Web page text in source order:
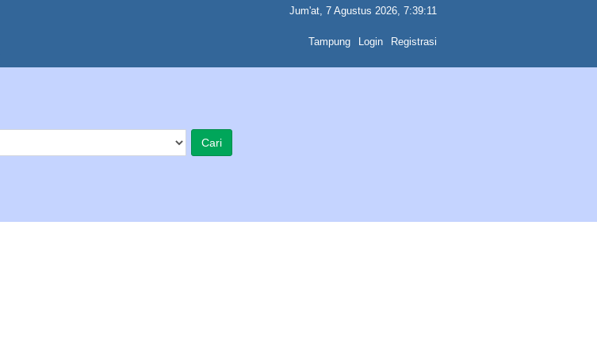
Jum'at, 7 Agustus 2026, 7:39:11
Tampung Login Registrasi